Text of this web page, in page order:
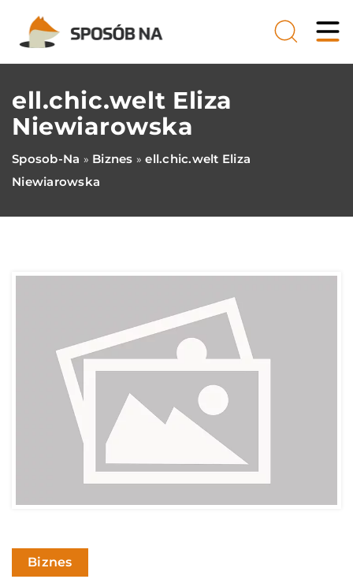
ell.chic.welt Eliza
Niewiarowska
Sposob-Na » Biznes »ell.chic.welt Eliza
Niewiarowska
Biznes